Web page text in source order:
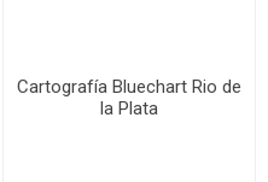
Cartografía Bluechart Rio de
la Plata